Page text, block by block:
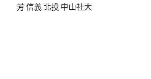
芳 信義 北投 中山社大